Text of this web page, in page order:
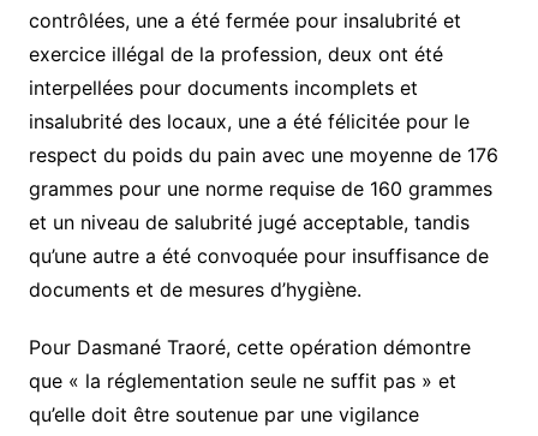
contrôlées, une a été fermée pour insalubrité et
exercice illégal de la profession, deux ont été
interpellées pour documents incomplets et
insalubrité des locaux, une a été félicitée pour le
respect du poids du pain avec une moyenne de 176
grammes pour une norme requise de 160 grammes
et un niveau de salubrité jugé acceptable, tandis
qu’une autre a été convoquée pour insuffisance de
documents et de mesures d’hygiène.
Pour Dasmané Traoré, cette opération démontre
que « la réglementation seule ne suffit pas » et
qu’elle doit être soutenue par une vigilance